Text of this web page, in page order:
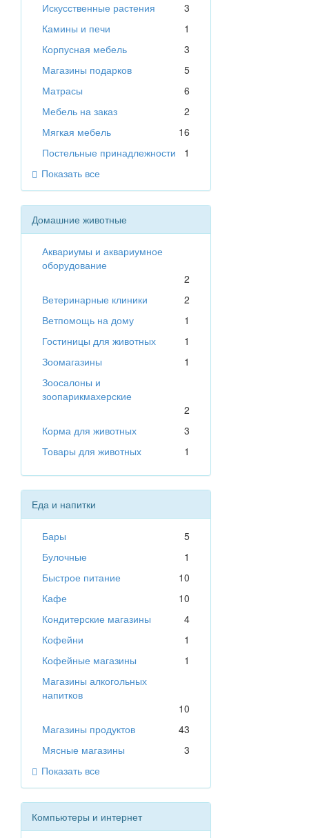
Искусственные растения
3
Камины и печи
1
Корпусная мебель
3
Магазины подарков
5
Матрасы
6
Мебель на заказ
2
Мягкая мебель
16
Постельные принадлежности
1
Показать все
Домашние животные
Аквариумы и аквариумное
оборудование
2
Ветеринарные клиники
2
Ветпомощь на дому
1
Гостиницы для животных
1
Зоомагазины
1
Зоосалоны и
зоопарикмахерские
2
Корма для животных
3
Товары для животных
1
Еда и напитки
Бары
5
Булочные
1
Быстрое питание
10
Кафе
10
Кондитерские магазины
4
Кофейни
1
Кофейные магазины
1
Магазины алкогольных
напитков
10
Магазины продуктов
43
Мясные магазины
3
Показать все
Компьютеры и интернет